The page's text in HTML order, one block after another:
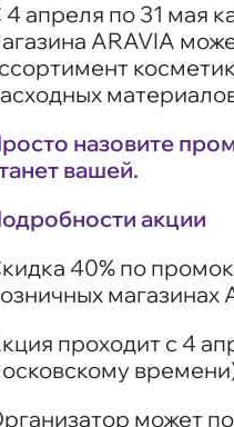
4 апреля по 31 мая
ARAVIA
назовите
вашей.
акции
40% по
магазинах
проходит с 4
может